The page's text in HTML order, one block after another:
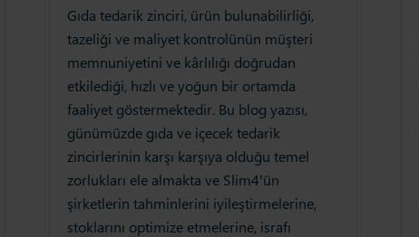
Gıda tedarik zinciri, ürün bulunabilirliği,
tazeliği ve maliyet kontrolünün müşteri
memnuniyetini ve kârlılığı doğrudan
etkilediği, hızlı ve yoğun bir ortamda
faaliyet göstermektedir. Bu blog yazısı,
günümüzde gıda ve içecek tedarik
zincirlerinin karşı karşıya olduğu temel
zorlukları ele almakta ve Slim4'ün
şirketlerin tahminlerini iyileştirmelerine,
stoklarını optimize etmelerine, israfı